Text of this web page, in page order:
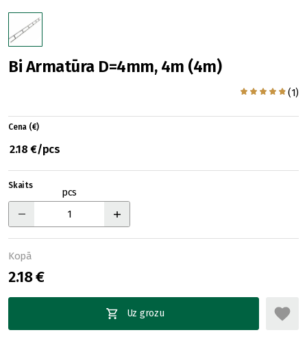
Bi Armatūra D=4mm, 4m (4m)
(1)
Cena (€)
2.18 €/pcs
Skaits
pcs
Kopā
2.18 €
Uz grozu